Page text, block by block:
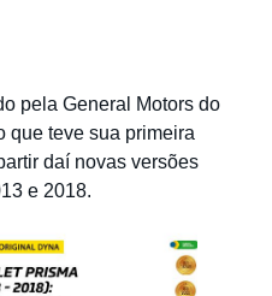
pela General Motors do
que teve sua primeira
daí novas versões
e 2018.